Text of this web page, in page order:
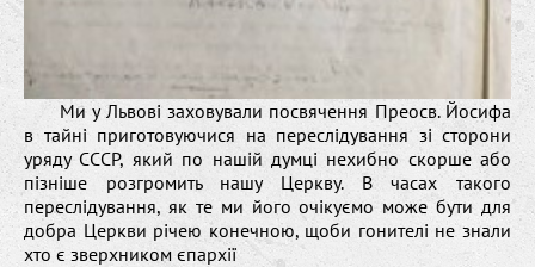
Ми у Львові заховували посвячення Преосв. Йосифа
в тайні приготовуючися на переслідування зі сторони
уряду СССР, який по нашій думці нехибно скорше або
пізніше розгромить нашу Церкву. В часах такого
переслідування, як те ми його очікуємо може бути для
добра Церкви річею конечною, щоби гонителі не знали
хто є зверхником єпархії